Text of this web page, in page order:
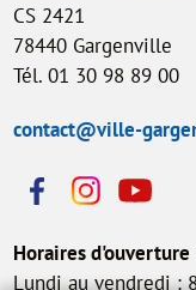
CS 2421
78440 Gargenville
Tél. 01 30 98 89 00
contact@ville-
Horaires d'ouverture
Lundi au vendredi :